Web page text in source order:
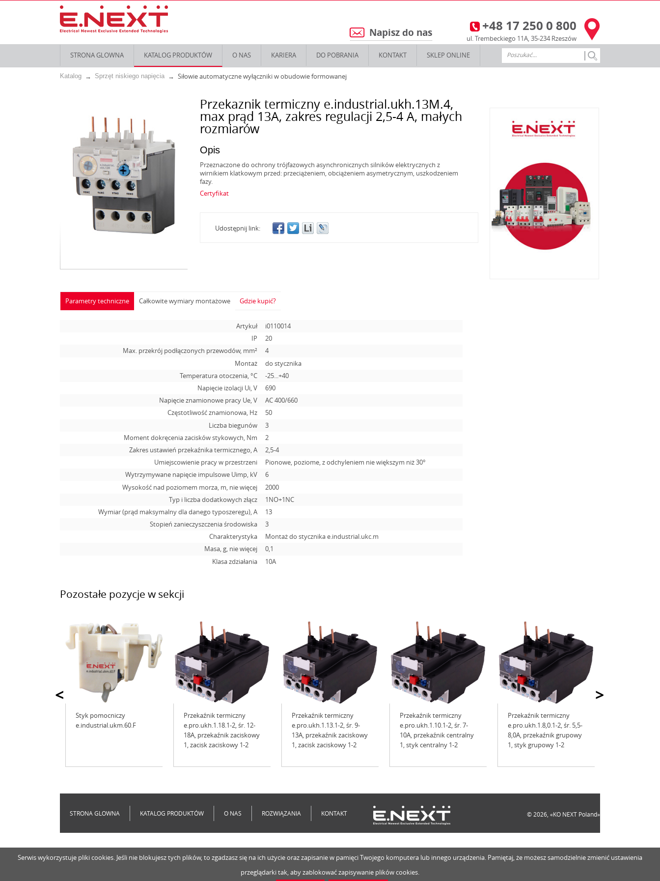
Serwis wykorzystuje pliki cookies. Jeśli nie blokujesz tych plików, to zgadzasz się na ich użycie oraz zapisanie w pamięci Twojego komputera lub innego urządzenia. Pamiętaj, że możesz samodzielnie zmienić ustawienia
przeglądarki tak, aby zablokować zapisywanie plików cookies.
3 +48 17 250 0 800
ul. Trembeckiego 11A, 35-234 Rzeszów
5 Napisz do nas
STRONA GLOWNA KATALOG PRODUKTÓW O NAS KARIERA DO POBRANIA KONTAKT SKLEP ONLINE
Katalog Sprzęt niskiego napięcia Siłowie automatyczne wyłączniki w obudowie formowanej
Przekaznik termiczny e.industrial.ukh.13M.4,
max prąd 13А, zakres regulacji 2,5-4 А, małych
rozmiarów
Opis
Przeznaczone do ochrony trójfazowych asynchronicznych silników elektrycznych z
wirnikiem klatkowym przed: przeciążeniem, obciążeniem asymetrycznym, uszkodzeniem
fazy.
Certyfikat
Udostępnij link:
Parametry techniczne
Artykuł
i0110014
IP
20
Max. przekrój podłączonych przewodów, mm²
4
Montaż
do stycznika
Temperatura otoczenia, °С
-25...+40
Napięcie izolacji Ui, V
690
Napięcie znamionowe pracy Ue, V
АС 400/660
Częstotliwość znamionowa, Hz
50
Liczba biegunów
3
Moment dokręcenia zacisków stykowych, Nm
2
Zakres ustawień przekaźnika termicznego, A
2,5-4
Umiejscowienie pracy w przestrzeni
Pionowe, poziome, z odchyleniem nie większym niż 30°
Wytrzymywane napięcie impulsowe Uimp, kV
6
Wysokość nad poziomem morza, m, nie więcej
2000
Typ i liczba dodatkowych złącz
1NO+1NC
Wymiar (prąd maksymalny dla danego typoszeregu), A
13
Stopień zanieczyszczenia środowiska
3
Charakterystyka
Montaż do stycznika e.industrial.ukc.m
Masa, g, nie więcej
0,1
Klasa zdziałania
10А
Całkowite wymiary montażowe Gdzie kupić?
Pozostałe pozycje w sekcji
>
Styk pomocniczy
e.industrial.ukm.60.F
Przekaźnik termiczny
e.pro.ukh.1.18.1-2, śr. 12-
18A, przekaźnik zaciskowy
1, zacisk zaciskowy 1-2
Przekaźnik termiczny
e.pro.ukh.1.13.1-2, śr. 9-
13A, przekaźnik zaciskowy
1, zacisk zaciskowy 1-2
Przekaźnik termiczny
e.pro.ukh.1.10.1-2, śr. 7-
10A, przekaźnik centralny
1, styk centralny 1-2
Przekaźnik termiczny
e.pro.ukh.1.8,0.1-2, śr. 5,5-
8,0A, przekaźnik grupowy
1, styk grupowy 1-2
<
STRONA GLOWNA KATALOG PRODUKTÓW O NAS ROZWIĄZANIA KONTAKT © 2026, «KO NEXT Poland»